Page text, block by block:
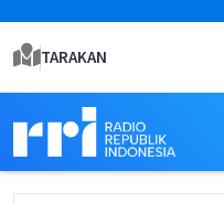
TARAKAN